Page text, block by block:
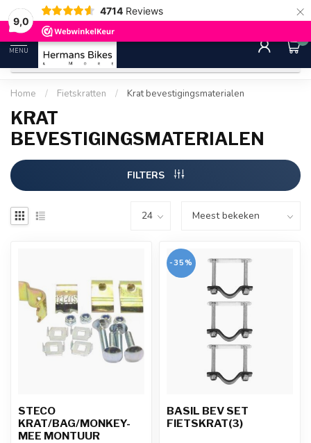
9,0
4714 Reviews ×
30 dagen bedenktijd Gratis
MENU
0
Home / Fietskratten / Krat bevestigingsmaterialen
KRAT
BEVESTIGINGSMATERIALEN
FILTERS
STECO
KRAT/BAG/MONKEY-
MEE MONTUUR
-35%
BASIL BEV SET
FIETSKRAT(3)